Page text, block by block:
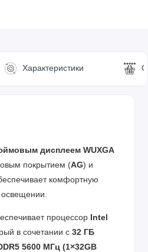
Характеристики
дисплеем WUXGA
покрытием (AG) и
комфортную
процессор Intel
в сочетании с 32 ГБ
5600 МГц (1×32GB